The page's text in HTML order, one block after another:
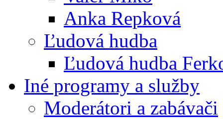
Anka Repková
Ľudová hudba
Ľudová hudba
Iné programy a služby
Moderátori a zabávači